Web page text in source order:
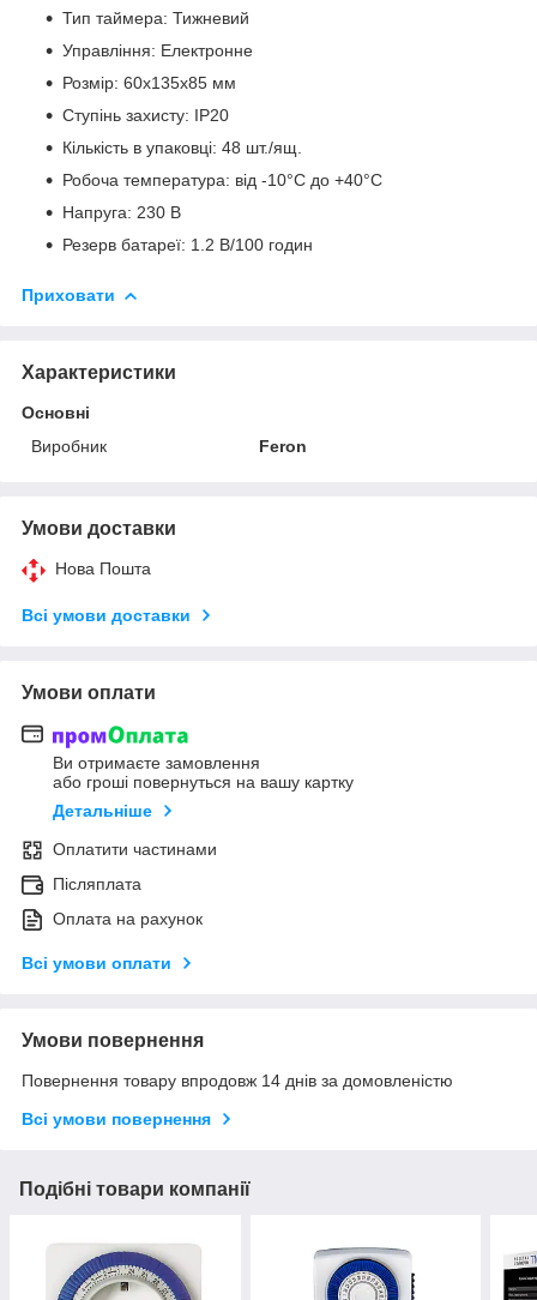
Тип таймера: Тижневий
Управління: Електронне
Розмір: 60х135х85 мм
Ступінь захисту: IP20
Кількість в упаковці: 48 шт./ящ.
Робоча температура: від -10°C до +40°C
Напруга: 230 В
Резерв батареї: 1.2 В/100 годин
Приховати
Характеристики
Основні
Виробник
Feron
Умови доставки
Нова Пошта
Всі умови доставки
Умови оплати
Ви отримаєте замовлення
або гроші повернуться на вашу картку
Детальніше
Оплатити частинами
Післяплата
Оплата на рахунок
Всі умови оплати
Умови повернення
Повернення товару впродовж 14 днів за домовленістю
Всі умови повернення
Подібні товари компанії